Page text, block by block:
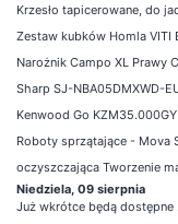
Krzesło tapicerowane, do
Zestaw kubków Homla VITI
Narożnik Campo XL Prawy
Sharp SJ-NBA05DMXWD-
Kenwood Go
Roboty sprzątające - Mova
oczyszczająca Tworzenie
Niedziela, 09 sierpnia
Już wkrótce będą dostępne